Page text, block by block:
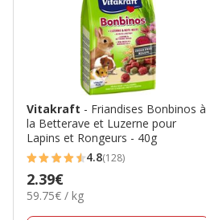
Vitakraft - Friandises Bonbinos à
la Betterave et Luzerne pour
Lapins et Rongeurs - 40g
4.8
étoiles
avec
4.8(128)
Prix
2.39€
2.39€
59.75€
59.75€ / kg